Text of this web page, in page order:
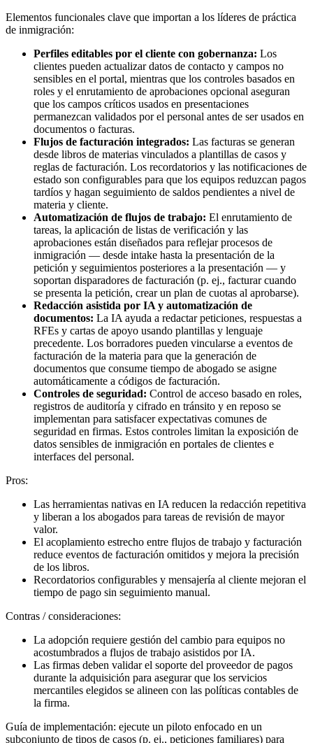
Elementos funcionales clave que importan a los líderes de práctica
de inmigración:
Perfiles editables por el cliente con gobernanza: Los
clientes pueden actualizar datos de contacto y campos no
sensibles en el portal, mientras que los controles basados en
roles y el enrutamiento de aprobaciones opcional aseguran
que los campos críticos usados en presentaciones
permanezcan validados por el personal antes de ser usados en
documentos o facturas.
Flujos de facturación integrados: Las facturas se generan
desde libros de materias vinculados a plantillas de casos y
reglas de facturación. Los recordatorios y las notificaciones de
estado son configurables para que los equipos reduzcan pagos
tardíos y hagan seguimiento de saldos pendientes a nivel de
materia y cliente.
Automatización de flujos de trabajo: El enrutamiento de
tareas, la aplicación de listas de verificación y las
aprobaciones están diseñados para reflejar procesos de
inmigración — desde intake hasta la presentación de la
petición y seguimientos posteriores a la presentación — y
soportan disparadores de facturación (p. ej., facturar cuando
se presenta la petición, crear un plan de cuotas al aprobarse).
Redacción asistida por IA y automatización de
documentos: La IA ayuda a redactar peticiones, respuestas a
RFEs y cartas de apoyo usando plantillas y lenguaje
precedente. Los borradores pueden vincularse a eventos de
facturación de la materia para que la generación de
documentos que consume tiempo de abogado se asigne
automáticamente a códigos de facturación.
Controles de seguridad: Control de acceso basado en roles,
registros de auditoría y cifrado en tránsito y en reposo se
implementan para satisfacer expectativas comunes de
seguridad en firmas. Estos controles limitan la exposición de
datos sensibles de inmigración en portales de clientes e
interfaces del personal.
Pros:
Las herramientas nativas en IA reducen la redacción repetitiva
y liberan a los abogados para tareas de revisión de mayor
valor.
El acoplamiento estrecho entre flujos de trabajo y facturación
reduce eventos de facturación omitidos y mejora la precisión
de los libros.
Recordatorios configurables y mensajería al cliente mejoran el
tiempo de pago sin seguimiento manual.
Contras / consideraciones:
La adopción requiere gestión del cambio para equipos no
acostumbrados a flujos de trabajo asistidos por IA.
Las firmas deben validar el soporte del proveedor de pagos
durante la adquisición para asegurar que los servicios
mercantiles elegidos se alineen con las políticas contables de
la firma.
Guía de implementación: ejecute un piloto enfocado en un
subconjunto de tipos de casos (p. ej., peticiones familiares) para